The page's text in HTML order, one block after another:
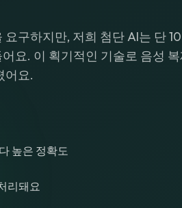
구하지만, 저희 첨단 AI는 단
요. 이 획기적인 기술로 음성 복
어요.
높은 정확도
리돼요